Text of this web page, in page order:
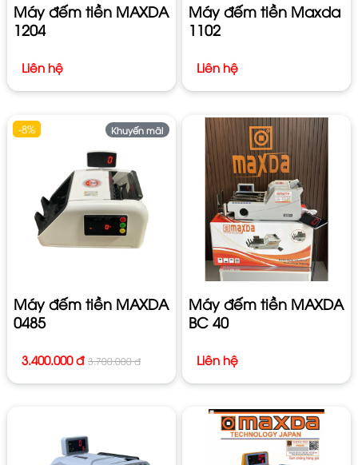
Máy đếm tiền MAXDA
1204
Liên hệ
Máy đếm tiền Maxda
1102
Liên hệ
Khuyến mãi
-8%
Máy đếm tiền MAXDA
0485
3.400.000 đ 3.700.000 đ
Máy đếm tiền MAXDA
BC 40
Liên hệ